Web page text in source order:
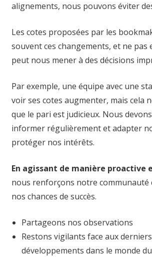
alignements, nous pouvons éviter
Les cotes proposées par les
souvent ces changements, et ne pas
peut nous mener à des décisions
Par exemple, une équipe avec une
voir ses cotes augmenter, mais cela
que le pari est judicieux. Nous
informer régulièrement et adapter
protéger nos intérêts.
En agissant de manière proactive
nous renforçons notre communauté
nos chances de succès.
Partageons nos observations
Restons vigilants face aux derniers
développements dans le monde